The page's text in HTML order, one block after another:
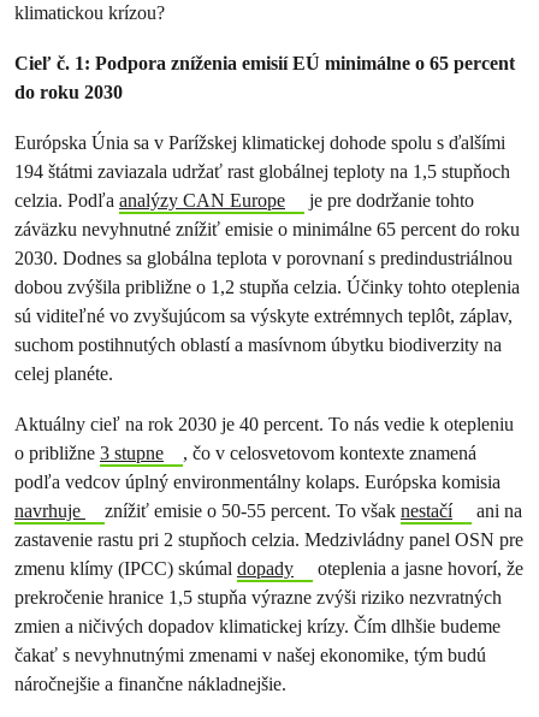
klimatickou krízou?
Cieľ č. 1: Podpora zníženia emisií EÚ minimálne o 65 percent
do roku 2030
Európska Únia sa v Parížskej klimatickej dohode spolu s ďalšími
194 štátmi zaviazala udržať rast globálnej teploty na 1,5 stupňoch
celzia. Podľa analýzy CAN Europe
je pre dodržanie tohto
záväzku nevyhnutné znížiť emisie o minimálne 65 percent do roku
2030. Dodnes sa globálna teplota v porovnaní s predindustriálnou
dobou zvýšila približne o 1,2 stupňa celzia. Účinky tohto oteplenia
sú viditeľné vo zvyšujúcom sa výskyte extrémnych teplôt, záplav,
suchom postihnutých oblastí a masívnom úbytku biodiverzity na
celej planéte.
Aktuálny cieľ na rok 2030 je 40 percent. To nás vedie k otepleniu
o približne 3 stupne
, čo v celosvetovom kontexte znamená
podľa vedcov úplný environmentálny kolaps. Európska komisia
navrhuje
znížiť emisie o 50-55 percent. To však nestačí
ani na
zastavenie rastu pri 2 stupňoch celzia. Medzivládny panel OSN pre
zmenu klímy (IPCC) skúmal dopady
oteplenia a jasne hovorí, že
prekročenie hranice 1,5 stupňa výrazne zvýši riziko nezvratných
zmien a ničivých dopadov klimatickej krízy. Čím dlhšie budeme
čakať s nevyhnutnými zmenami v našej ekonomike, tým budú
náročnejšie a finančne nákladnejšie.